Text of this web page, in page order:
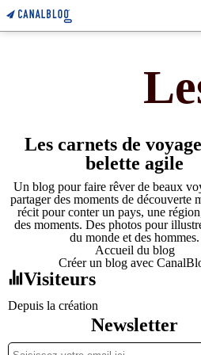
Les carnets de
belette agile
Un blog pour faire rêver de beaux
partager des moments de découverte
récit pour conter un pays, une
des moments. Des photos pour
du monde et des hommes.
Accueil du blog
Créer un blog avec
Visiteurs
Depuis la création
Newsletter